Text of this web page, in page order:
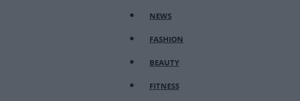
NEWS
FASHION
BEAUTY
FITNESS